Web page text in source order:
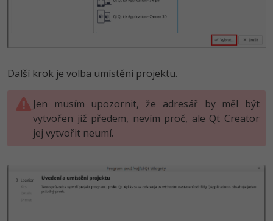
-25%
Copywriting
MS Office
Google Dokumenty
Windows
Adobe After Effects
Inkscape
Fotografování
Video
Fórum
Další krok je volba umístění projektu.
Jen musím upozornit, že adresář by měl být
vytvořen již předem, nevím proč, ale Qt Creator
jej vytvořit neumí.